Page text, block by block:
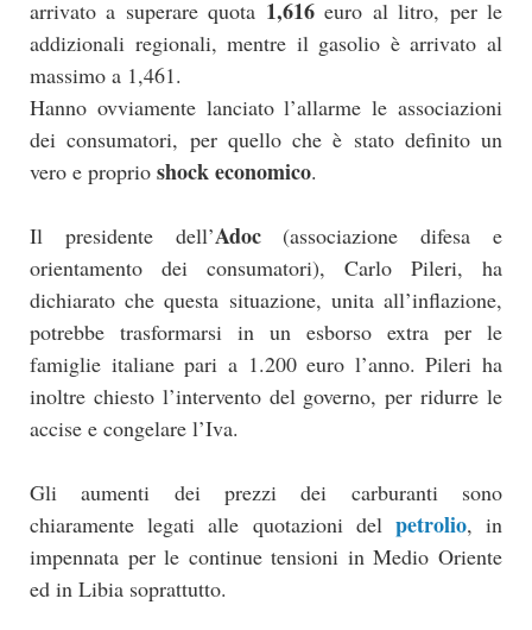
arrivato a superare quota 1,616euro al litro, per le
addizionali regionali, mentre il gasolio è arrivato al
massimo a 1,461.
Hanno ovviamente lanciato l’allarme le associazioni
dei consumatori, per quello che è stato definito un
vero e proprio shock economico.
Il presidente dell’Adoc(associazione difesa e
orientamento dei consumatori), Carlo Pileri, ha
dichiarato che questa situazione, unita all’inflazione,
potrebbe trasformarsi in un esborso extra per le
famiglie italiane pari a 1.200 euro l’anno. Pileri ha
inoltre chiesto l’intervento del governo, per ridurre le
accise e congelare l’Iva.
Gli aumenti dei prezzi dei carburanti sono
chiaramente legati alle quotazioni del petrolio, in
impennata per le continue tensioni in Medio Oriente
ed in Libia soprattutto.